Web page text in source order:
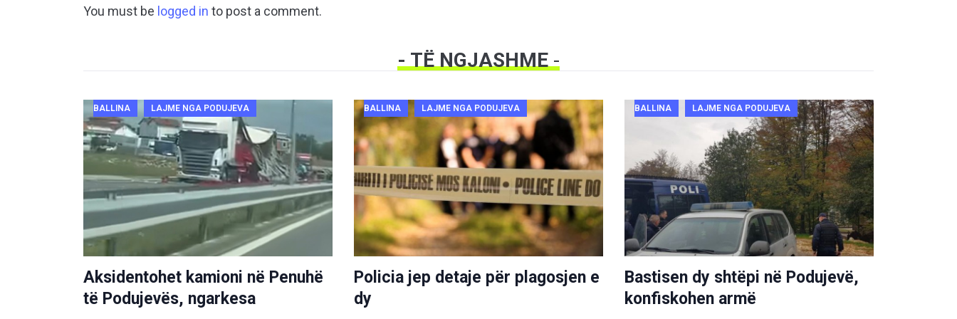
You must be logged in to post a comment.
- TË NGJASHME-
BALLINA LAJME NGA PODUJEVA
Aksidentohet kamioni në Penuhë
të Podujevës, ngarkesa
BALLINA LAJME NGA PODUJEVA
Policia jep detaje për plagosjen e
dy
BALLINA LAJME NGA PODUJEVA
Bastisen dy shtëpi në Podujevë,
konfiskohen armë